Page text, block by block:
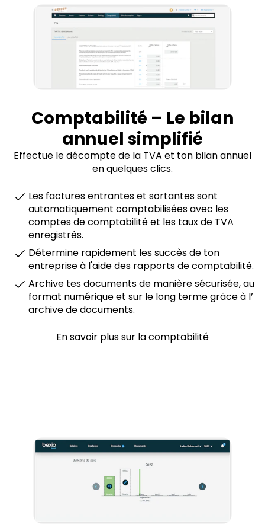
Comptabilité – Le bilan
annuel simplifié
Effectue le décompte de la TVA et ton bilan annuel
en quelques clics.
Les factures entrantes et sortantes sont
automatiquement comptabilisées avec les
comptes de comptabilité et les taux de TVA
enregistrés.
Détermine rapidement les succès de ton
entreprise à l'aide des rapports de comptabilité.
Archive tes documents de manière sécurisée, au
format numérique et sur le long terme grâce à l’
archive de documents.
En savoir plus sur la comptabilité